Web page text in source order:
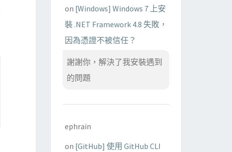
on [Windows] Windows 7 上安
裝 .NET Framework 4.8 失敗，
因為憑證不被信任？
謝謝你，解決了我安裝遇到
的問題
ephrain
on [GitHub] 使用 GitHub CLI